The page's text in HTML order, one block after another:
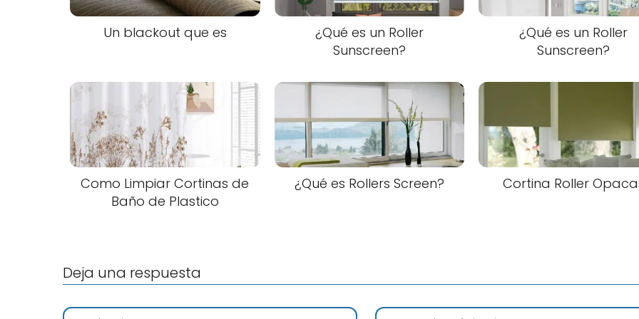
Un blackout que es
¿Qué es un Roller
Sunscreen?
¿Qué es un Roller
Sunscreen?
Como Limpiar Cortinas de
Baño de Plastico
¿Qué es Rollers Screen? Cortina Roller
Deja una respuesta